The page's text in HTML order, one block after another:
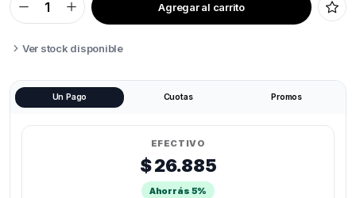
EXTRUSOR
BMG
PARA
IMPRESORA
quantity
Agregar al carrito
Ver stock disponible
Un Pago Cuotas Promos
EFECTIVO
$ 26.885
Ahorrás 5%